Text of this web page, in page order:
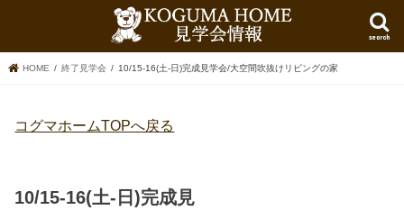
search
HOME 終了見学会 10/15-16(土-日)完成見学会/大空間吹抜けリビングの家
コグマホームTOPへ戻る
10/15-16(土-日)完成見